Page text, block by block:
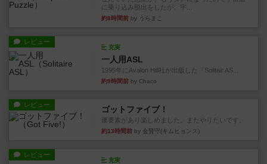
に乗り込み脱出をしたが、宇...
約8時間前 by うらまこ
レビュー
充実
一人用ASL
1995年にAvalon Hill社が出版した『Solitair AS...
約9時間前 by Chaco
レビュー ゴットファイブ！
運要素があり楽しめました。またやりたいです。
約13時間前 by 金賢守(キムヒョンス)
レビュー
充実